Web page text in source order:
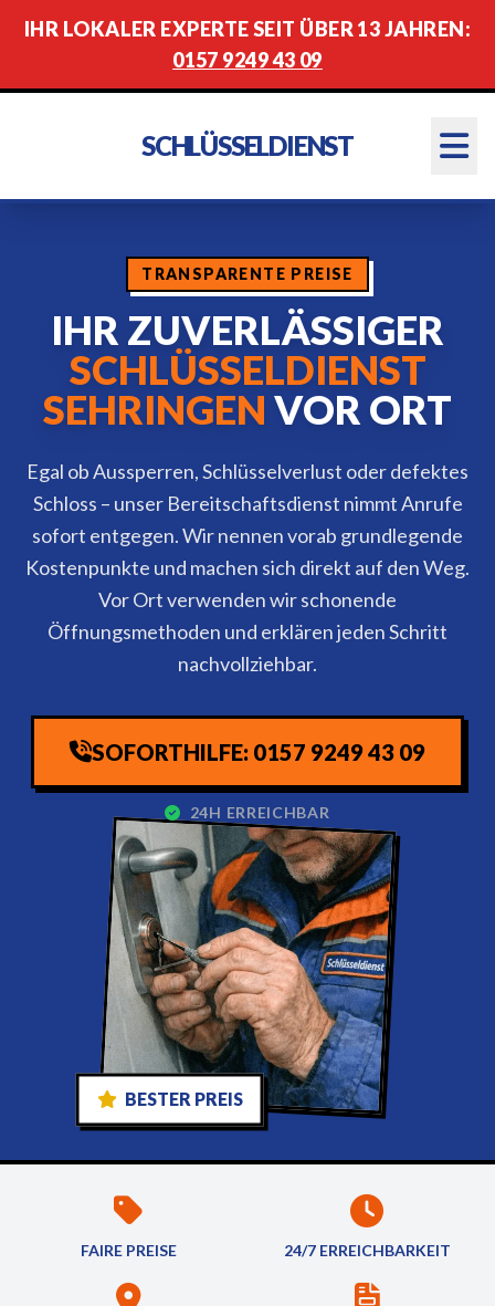
IHR LOKALER EXPERTE SEIT ÜBER 13 JAHREN:
0157 9249 43 09
SCHLÜSSELDIENST
TRANSPARENTE PREISE
IHR ZUVERLÄSSIGER
SCHLÜSSELDIENST
SEHRINGEN VOR ORT
Egal ob Aussperren, Schlüsselverlust oder defektes
Schloss – unser Bereitschaftsdienst nimmt Anrufe
sofort entgegen. Wir nennen vorab grundlegende
Kostenpunkte und machen sich direkt auf den Weg.
Vor Ort verwenden wir schonende
Öffnungsmethoden und erklären jeden Schritt
nachvollziehbar.
SOFORTHILFE: 0157 9249 43 09
24H ERREICHBAR
BESTER PREIS
FAIRE PREISE 24/7 ERREICHBARKEIT